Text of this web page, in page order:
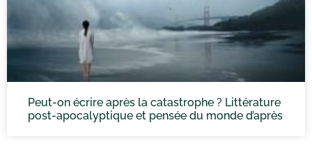
Peut-on écrire après la catastrophe ? Littérature
post-apocalyptique et pensée du monde d’après